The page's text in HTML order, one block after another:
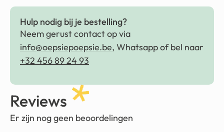
Hulp nodig bij je bestelling?
Neem gerust contact op via
info@oepsiepoepsie.be, Whatsapp of bel naar
+32 456 89 24 93
Reviews
Er zijn nog geen beoordelingen